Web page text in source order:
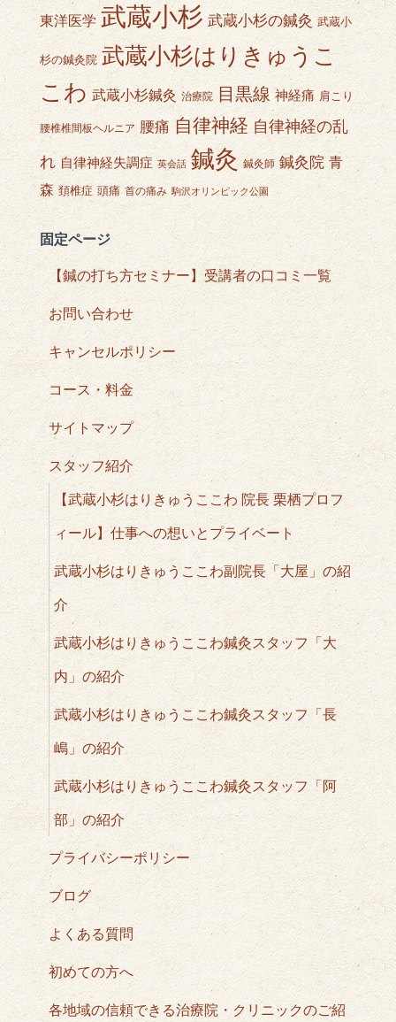
東洋医学 武蔵小杉 武蔵小杉の鍼灸 武蔵小
杉の鍼灸院 武蔵小杉はりきゅうこ
こわ 武蔵小杉鍼灸 治療院 目黒線 神経痛 肩こり
腰椎椎間板ヘルニア 腰痛 自律神経 自律神経の乱
れ 自律神経失調症 英会話 鍼灸 鍼灸師 鍼灸院 青
森 頚椎症 頭痛 首の痛み 駒沢オリンピック公園
固定ページ
【鍼の打ち方セミナー】受講者の口コミ一覧
お問い合わせ
キャンセルポリシー
コース・料金
サイトマップ
スタッフ紹介
【武蔵小杉はりきゅうここわ 院長 栗栖プロフ
ィール】仕事への想いとプライベート
武蔵小杉はりきゅうここわ副院長「大屋」の紹
介
武蔵小杉はりきゅうここわ鍼灸スタッフ「大
内」の紹介
武蔵小杉はりきゅうここわ鍼灸スタッフ「長
嶋」の紹介
武蔵小杉はりきゅうここわ鍼灸スタッフ「阿
部」の紹介
プライバシーポリシー
ブログ
よくある質問
初めての方へ
各地域の信頼できる治療院・クリニックのご紹